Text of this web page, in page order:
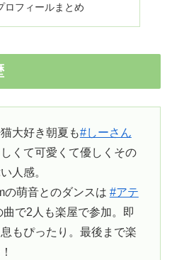
ロフィールまとめ
大好き朝夏も#しーさん
くて可愛くて優しくその
人感。
の萌音とのダンスは #アテ
で2人も楽屋で参加。即
もぴったり。最後まで楽